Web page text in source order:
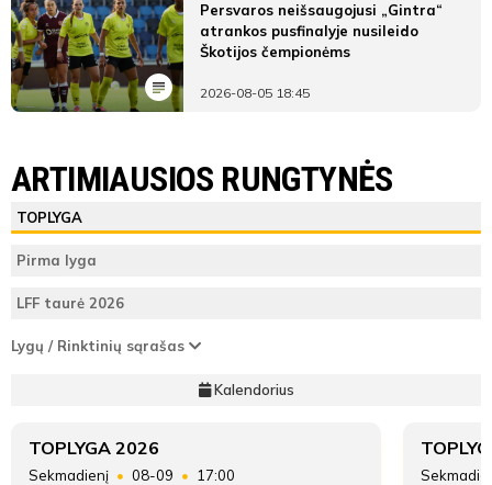
Persvaros neišsaugojusi „Gintra“
atrankos pusfinalyje nusileido
Škotijos čempionėms
2026-08-05 18:45
ARTIMIAUSIOS RUNGTYNĖS
TOPLYGA
Pirma lyga
LFF taurė 2026
Lygų / Rinktinių sąrašas
Kalendorius
TOPLYGA 2026
Sekmadienį 08-09 17:00